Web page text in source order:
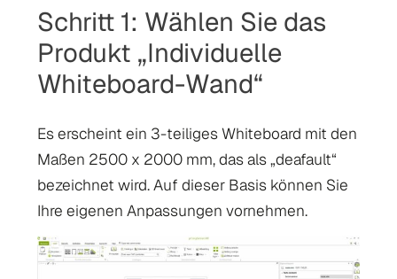
Schritt 1: Wählen Sie das
Produkt „Individuelle
Whiteboard-Wand“
Es erscheint ein 3-teiliges Whiteboard mit den
Maßen 2500 x 2000 mm, das als „deafault“
bezeichnet wird. Auf dieser Basis können Sie
Ihre eigenen Anpassungen vornehmen.